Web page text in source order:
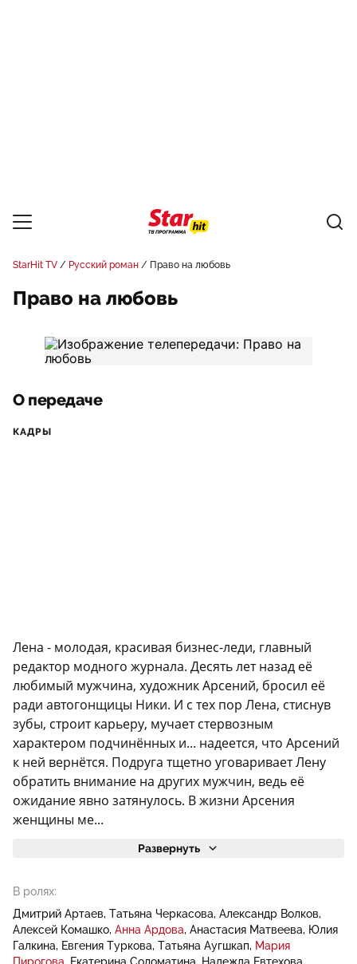
StarHit TV Русский роман Право на любовь
Право на любовь
О передаче
КАДРЫ
Лена - молодая, красивая бизнес-леди, главный
редактор модного журнала. Десять лет назад её
любимый мужчина, художник Арсений, бросил её
ради автогонщицы Ники. И с тех пор Лена, стиснув
зубы, строит карьеру, мучает стервозным
характером подчинённых и... надеется, что Арсений
к ней вернётся. Подруга тщетно уговаривает Лену
обратить внимание на других мужчин, ведь её
ожидание явно затянулось. В жизни Арсения
женщины ме...
Развернуть
В ролях:
Дмитрий Артаев Татьяна Черкасова Александр Волков
Алексей Комашко Анна Ардова Анастасия Матвеева
Юлия
Галкина
Евгения Туркова Татьяна Аугшкап
Мария